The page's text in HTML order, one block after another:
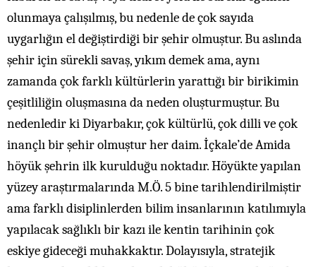
olunmaya çalışılmış, bu nedenle de çok sayıda
uygarlığın el değiştirdiği bir şehir olmuştur. Bu aslında
şehir için sürekli savaş, yıkım demek ama, aynı
zamanda çok farklı kültürlerin yarattığı bir birikimin
çeşitliliğin oluşmasına da neden oluşturmuştur. Bu
nedenledir ki Diyarbakır, çok kültürlü, çok dilli ve çok
inançlı bir şehir olmuştur her daim. İçkale’de Amida
höyük şehrin ilk kurulduğu noktadır. Höyükte yapılan
yüzey araştırmalarında M.Ö. 5 bine tarihlendirilmiştir
ama farklı disiplinlerden bilim insanlarının katılımıyla
yapılacak sağlıklı bir kazı ile kentin tarihinin çok
eskiye gideceği muhakkaktır. Dolayısıyla, stratejik